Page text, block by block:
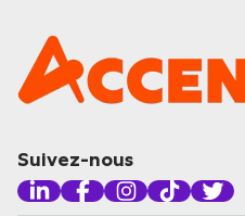
Suivez-nous